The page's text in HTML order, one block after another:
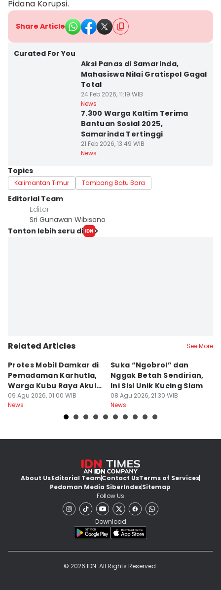
Pidana Korupsi.
Share Article
Curated For You
Aksi Panas di Samarinda,
Mahasiswa Nilai Gratispol Gagal
Total
24 Feb 2026, 11:19 WIB
News
7.300 Warga Kaltim Terima
Bantuan Sosial 2025,
Samarinda Tertinggi
21 Feb 2026, 13:49 WIB
News
Topics
Kalimantan Timur Tambang Batu Bara
Editorial Team
Editor
Sri Gunawan Wibisono
Tonton lebih seru di
Related Articles See More
Protes Mobil Damkar di
Pemadaman Karhutla,
Warga Kubu Raya Akui
Khilaf
09 Agu 2026, 01:00 WIB
News
Suka “Ngobrol” dan
Nggak Betah Sendirian,
Ini Sisi Unik Kucing Siam
08 Agu 2026, 21:30 WIB
News
About UsEditorial TeamContact UsTerms of Services
Pedoman Media SiberIndexSitemap
Follow Us
Download
© 2026 IDN. All Rights Reserved.